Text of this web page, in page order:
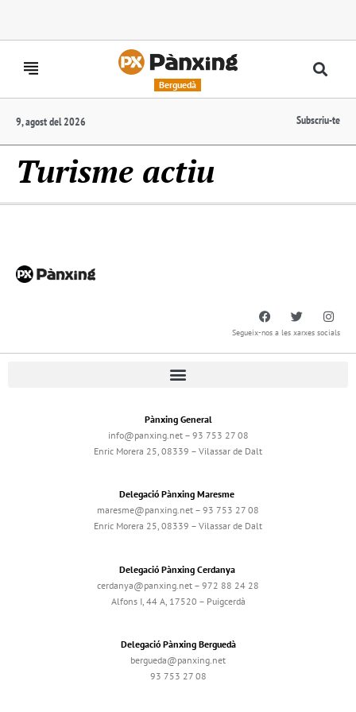
Berguedà
9, agost del 2026 Subscriu-te
Turisme actiu
Segueix-nos a les xarxes socials
Pànxing General
info@panxing.net – 93 753 27 08
Enric Morera 25, 08339 – Vilassar de Dalt
Delegació Pànxing Maresme
maresme@panxing.net – 93 753 27 08
Enric Morera 25, 08339 – Vilassar de Dalt
Delegació Pànxing Cerdanya
cerdanya@panxing.net – 972 88 24 28
Alfons I, 44 A, 17520 – Puigcerdà
Delegació Pànxing Berguedà
bergueda@panxing.net
93 753 27 08